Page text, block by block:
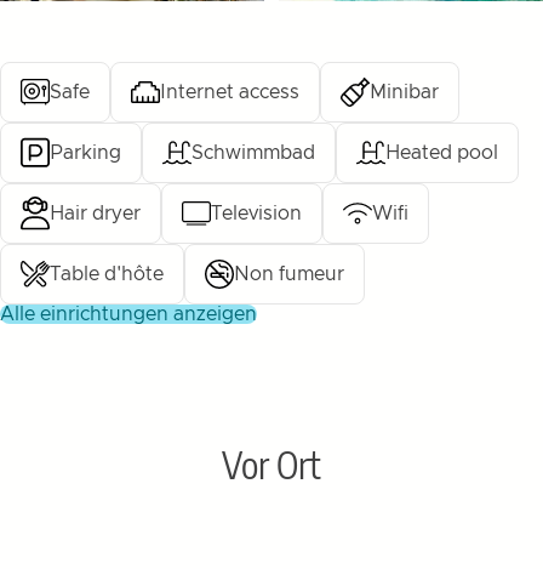
Safe Internet access Minibar
Parking Schwimmbad Heated pool
Hair dryer Television Wifi
Table d'hôte Non fumeur
alle einrichtungen anzeigen
Vor Ort